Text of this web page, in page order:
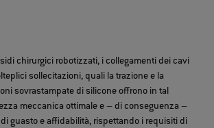
chirurgici robotizzati, i collegamenti dei cavi
sollecitazioni, quali la trazione e la
sovrastampate di silicone offrono in tal
meccanica ottimale e – di conseguenza –
guasto e affidabilità, rispettando i requisiti di